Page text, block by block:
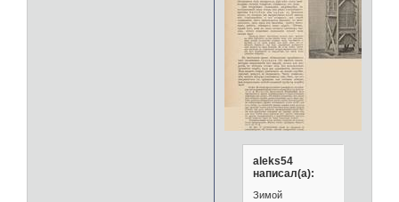
aleks54
написал(а):
Зимой